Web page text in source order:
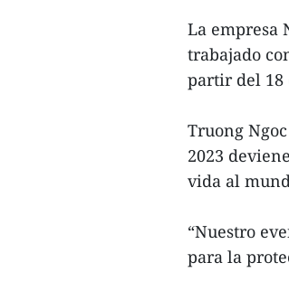
La empresa
trabajado
partir del 18
Truong
2023
vida al
“Nuestro
para la